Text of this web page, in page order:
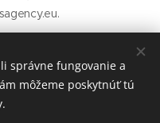
1, 917 01 Trnava
správne fungovanie a
môžeme poskytnúť tú